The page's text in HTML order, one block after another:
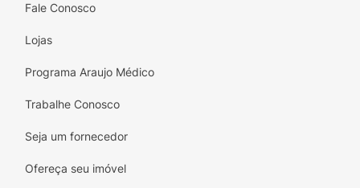
Fale Conosco
Lojas
Programa Araujo Médico
Trabalhe Conosco
Seja um fornecedor
Ofereça seu imóvel